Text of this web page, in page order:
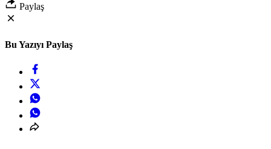
Paylaş
Bu Yazıyı Paylaş